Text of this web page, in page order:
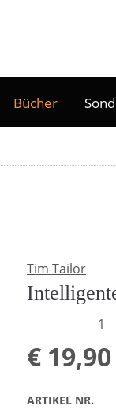
Bücher
Tim Tailor
1
€ 19,90
ARTIKEL NR.